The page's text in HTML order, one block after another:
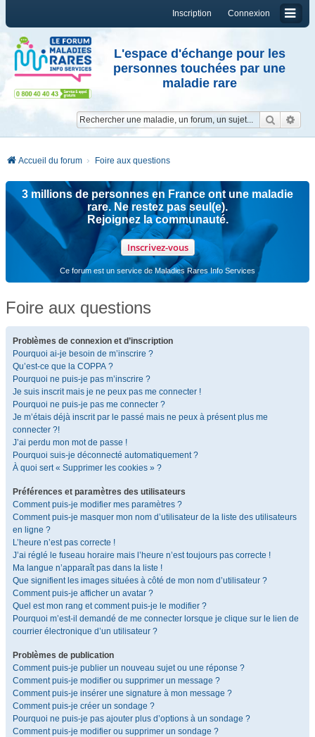
Connexion
Inscription
L'espace d'échange pour les
personnes touchées par une
maladie rare
Accueil du forum Foire aux questions
3 millions de personnes en France ont une maladie
rare. Ne restez pas seul(e).
Rejoignez la communauté.
Inscrivez-vous
Ce forum est un service de Maladies Rares Info Services
Foire aux questions
Problèmes de connexion et d’inscription
Pourquoi ai-je besoin de m’inscrire ?
Qu’est-ce que la COPPA ?
Pourquoi ne puis-je pas m’inscrire ?
Je suis inscrit mais je ne peux pas me connecter !
Pourquoi ne puis-je pas me connecter ?
Je m’étais déjà inscrit par le passé mais ne peux à présent plus me
connecter ?!
J’ai perdu mon mot de passe !
Pourquoi suis-je déconnecté automatiquement ?
À quoi sert « Supprimer les cookies » ?
Préférences et paramètres des utilisateurs
Comment puis-je modifier mes paramètres ?
Comment puis-je masquer mon nom d’utilisateur de la liste des utilisateurs
en ligne ?
L’heure n’est pas correcte !
J’ai réglé le fuseau horaire mais l’heure n’est toujours pas correcte !
Ma langue n’apparaît pas dans la liste !
Que signifient les images situées à côté de mon nom d’utilisateur ?
Comment puis-je afficher un avatar ?
Quel est mon rang et comment puis-je le modifier ?
Pourquoi m’est-il demandé de me connecter lorsque je clique sur le lien de
courrier électronique d’un utilisateur ?
Problèmes de publication
Comment puis-je publier un nouveau sujet ou une réponse ?
Comment puis-je modifier ou supprimer un message ?
Comment puis-je insérer une signature à mon message ?
Comment puis-je créer un sondage ?
Pourquoi ne puis-je pas ajouter plus d’options à un sondage ?
Comment puis-je modifier ou supprimer un sondage ?